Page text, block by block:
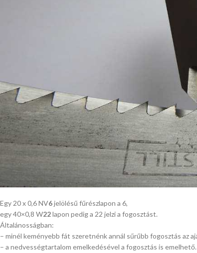
Egy 20 x 0,6 NV6jelölésű fűrészlapon a 6,
egy 40×0,8 W22lapon pedig a 22 jelzi a fogosztást.
Általánosságban:
– minél keményebb fát szeretnénk annál sűrűbb fogosztás az
– a nedvességtartalom emelkedésével a fogosztás is